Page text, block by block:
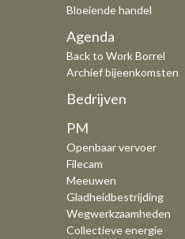
Bloeiende handel
Agenda
Back to Work Borrel
Archief bijeenkomsten
Bedrijven
PM
Openbaar vervoer
Filecam
Meeuwen
Gladheidbestrijding
Wegwerkzaamheden
Collectieve energie